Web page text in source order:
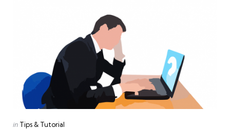
Categories
Posted
in Tips & Tutorial